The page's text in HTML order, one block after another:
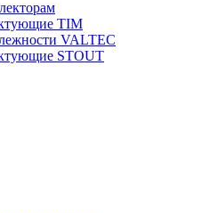
TIM
VALTEC
STOUT